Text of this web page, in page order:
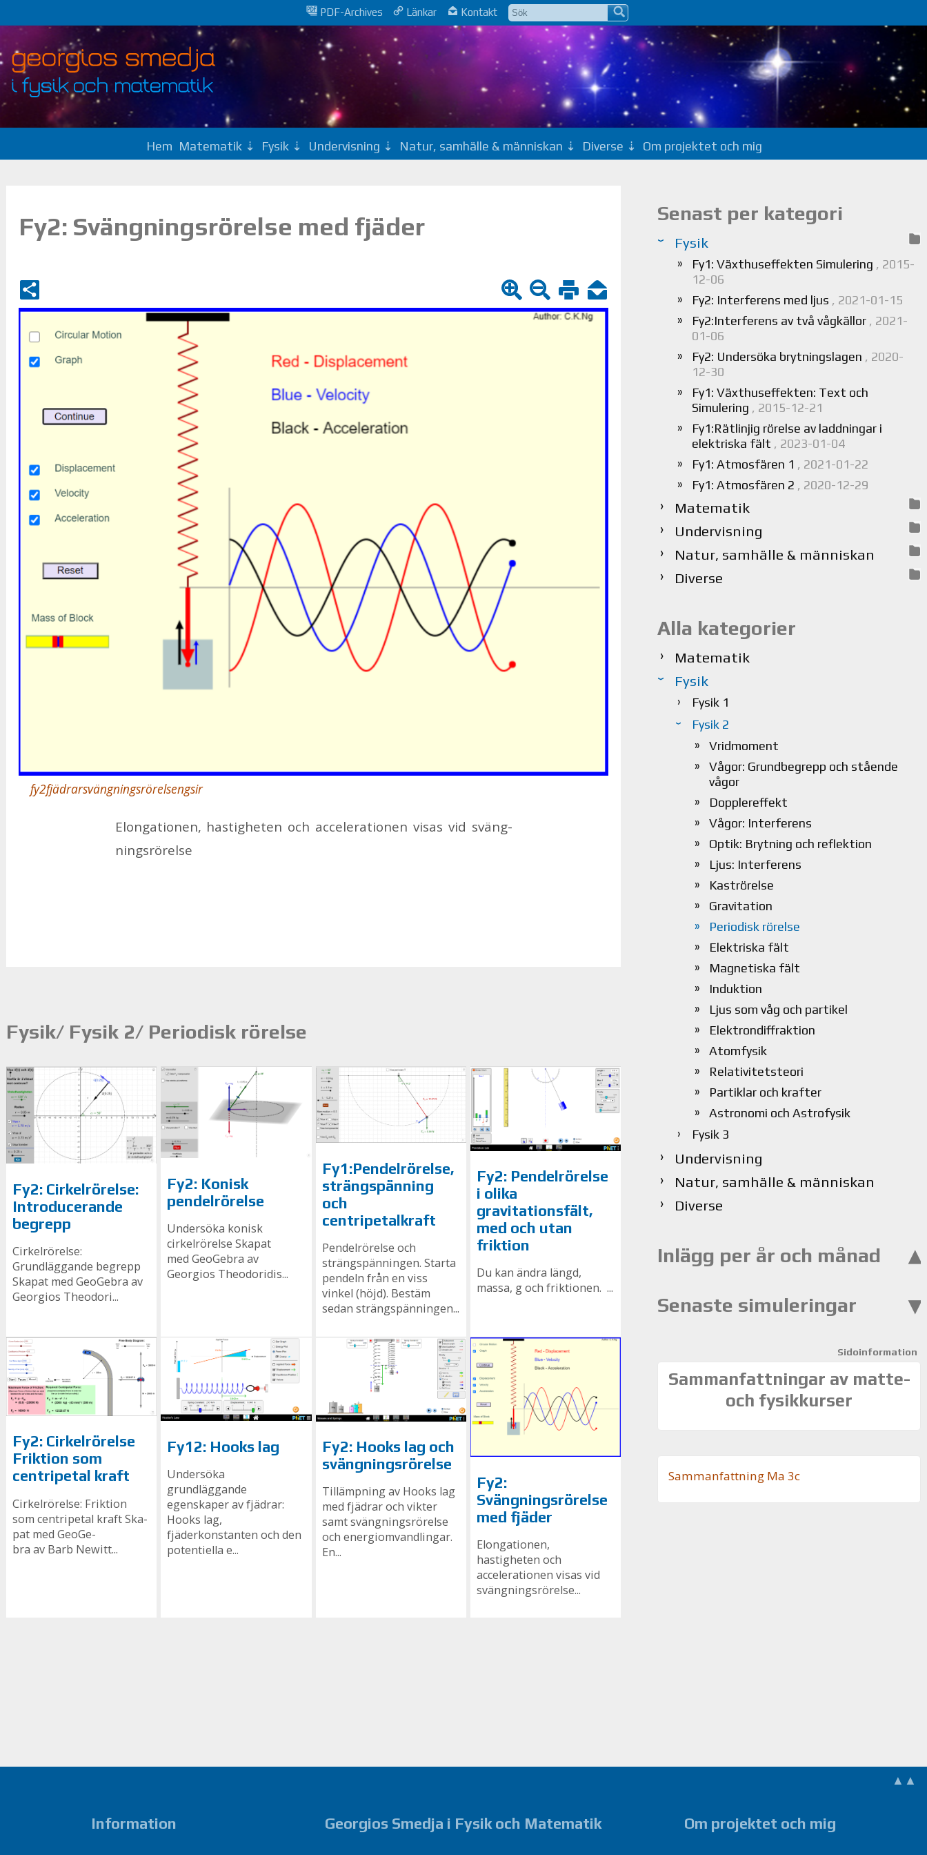
PDF-Archives Länkar Kontakt
Hem Matematik Fysik Undervisning Natur, samhälle & människan Diverse Om projektet och mig
Fy2: Svängningsrörelse med fjäder
fy2fjädrarsvängningsrörelsengsir
Elon­ga­tio­nen, has­tig­he­ten och ac­ce­le­ra­tio­nen vi­sas vid sväng­
nings­rö­rel­se
Fysik/ Fysik 2/ Periodisk rörelse
Fy2: Cirkelrörelse:
Introducerande
begrepp
Cirkelrörelse:
Grundläggande begrepp
Ska­pat med Geo­Ge­bra av
Ge­or­gi­os The­odo­ri­...
Fy2: Konisk
pendelrörelse
Undersöka konisk
cirkelrörelse Skapat
med GeoGebra av
Georgios Theodoridis...
Fy1:Pendelrörelse,
strängspänning
och
centripetalkraft
Pendelrörelse och
strängspänningen. Starta
pendeln från en viss
vinkel (höjd). Bestäm
sedan strängspänningen...
Fy2: Pendelrörelse
i olika
gravitationsfält,
med och utan
friktion
Du kan ändra längd,
massa, g och friktionen. ...
Fy2: Cirkelrörelse
Friktion som
centripetal kraft
Cirkelrörelse: Friktion
som centripetal kraft Ska­
pat med Geo­Ge­
bra av Barb Newitt...
Fy12: Hooks lag
Undersöka
grundläggande
egenskaper av fjädrar:
Hooks lag,
fjäderkonstanten och den
potentiella e...
Fy2: Hooks lag och
svängningsrörelse
Tillämpning av Hooks lag
med fjädrar och vikter
samt svängningsrörelse
och energiomvandlingar.
En...
Fy2:
Svängningsrörelse
med fjäder
Elongationen,
hastigheten och
accelerationen visas vid
svängningsrörelse...
Senast per kategori
Fysik
Fy1: Växthuseffekten Simulering , 2015-
12-06
Fy2: Interferens med ljus , 2021-01-15
Fy2:Interferens av två vågkällor , 2021-
01-06
Fy2: Undersöka brytningslagen , 2020-
12-30
Fy1: Växthuseffekten: Text och
Simulering , 2015-12-21
Fy1:Rätlinjig rörelse av laddningar i
elektriska fält , 2023-01-04
Fy1: Atmosfären 1 , 2021-01-22
Fy1: Atmosfären 2 , 2020-12-29
Matematik
Undervisning
Natur, samhälle & människan
Diverse
Alla kategorier
Matematik
Fysik
Fysik 1
Fysik 2
Vridmoment
Vågor: Grundbegrepp och stående
vågor
Dopplereffekt
Vågor: Interferens
Optik: Brytning och reflektion
Ljus: Interferens
Kaströrelse
Gravitation
Periodisk rörelse
Elektriska fält
Magnetiska fält
Induktion
Ljus som våg och partikel
Elektrondiffraktion
Atomfysik
Relativitetsteori
Partiklar och krafter
Astronomi och Astrofysik
Fysik 3
Undervisning
Natur, samhälle & människan
Diverse
Inlägg per år och månad
Senaste simuleringar
Sidoinformation
Sammanfattningar av matte-
och fysikkurser
Sam­man­fatt­ning Ma 3c
▲▲
Information Georgios Smedja i Fysik och Matematik Om projektet och mig